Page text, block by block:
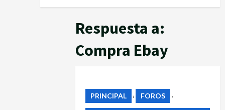
Respuesta a:
Compra Ebay
PRINCIPAL › FOROS ›